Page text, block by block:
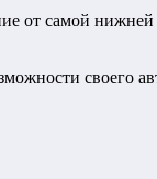
от самой
своего